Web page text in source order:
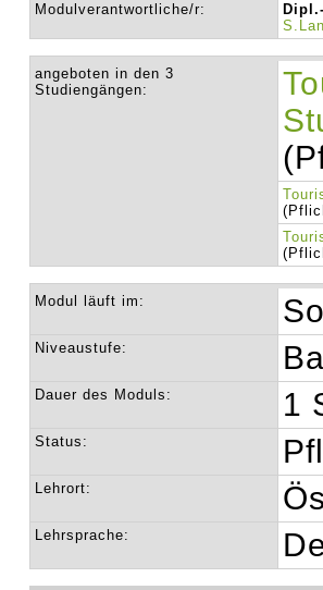
Modulverantwortliche/r:
angeboten in den 3
Studiengängen:
Modul läuft im:
Niveaustufe:
Dauer des Moduls: 1
Status:
Lehrort:
Lehrsprache: